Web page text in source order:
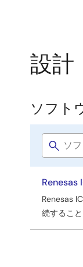
設計
ソ
フ
ト
ウ
ェ
ア
／
ソフト
Software
title
Renesas
Renesas
続するこ